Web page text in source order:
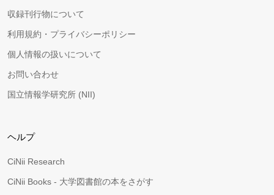
収録刊行物について
利用規約・プライバシーポリシー
個人情報の扱いについて
お問い合わせ
国立情報学研究所 (NII)
ヘルプ
CiNii Research
CiNii Books - 大学図書館の本をさがす